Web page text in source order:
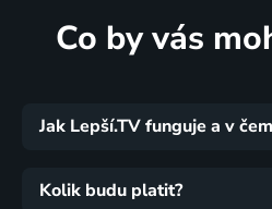
Co by vás
Jak Lepší.TV funguje a v
Kolik budu platit?